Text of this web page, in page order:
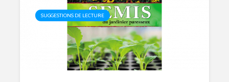
SUGGESTIONS DE LECTURE